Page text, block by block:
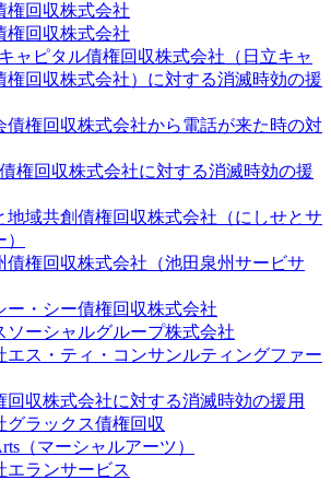
権回収株式会社
権回収株式会社
ャピタル債権回収株式会社（日立キャ
権回収株式会社）に対する消滅時効の援
債権回収株式会社から電話が来た時の対
権回収株式会社に対する消滅時効の援
地域共創債権回収株式会社（にしせとサ
債権回収株式会社（池田泉州サービサ
ー・シー債権回収株式会社
ソーシャルグループ株式会社
エス・ティ・コンサンルティングファー
回収株式会社に対する消滅時効の援用
グラックス債権回収
（マーシャルアーツ）
エランサービス